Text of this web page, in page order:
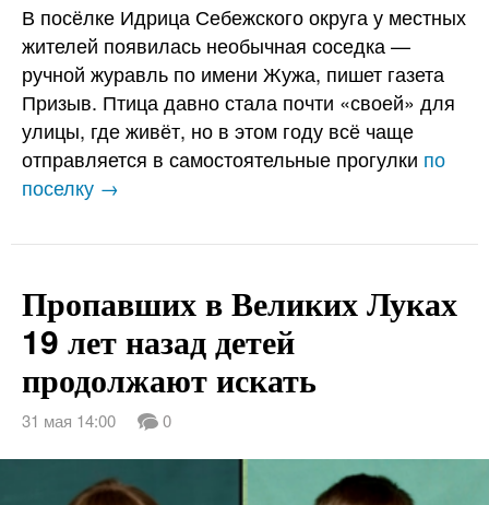
В посёлке Идрица Себежского округа у местных
жителей появилась необычная соседка —
ручной журавль по имени Жужа, пишет газета
Призыв. Птица давно стала почти «своей» для
улицы, где живёт, но в этом году всё чаще
отправляется в самостоятельные прогулки по
поселку →
Пропавших в Великих Луках
19 лет назад детей
продолжают искать
31 мая 14:00 0